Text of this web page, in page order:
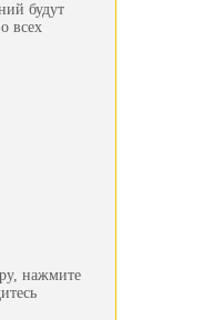
будут
всех
нажмите